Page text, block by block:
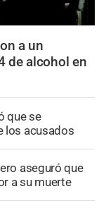
a un
de alcohol en
que se
los acusados
aseguró que
a su muerte